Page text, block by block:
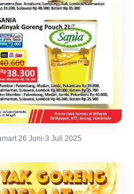
26 Juni-3 Juli 2025